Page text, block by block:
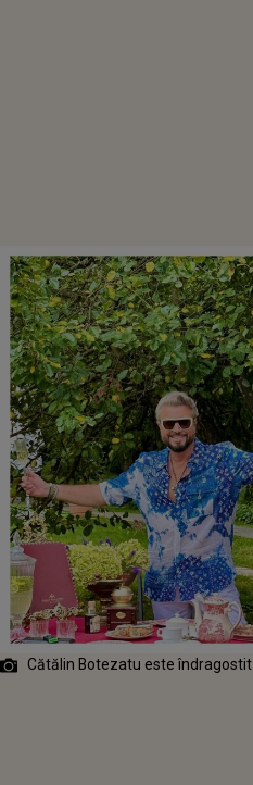
Cătălin Botezatu este îndragostit